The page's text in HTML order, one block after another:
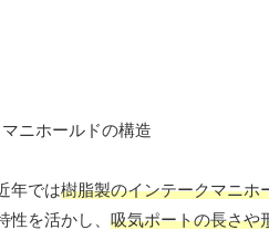
年では樹脂製のインテークマニホ
を活かし、 吸気ポートの長さや